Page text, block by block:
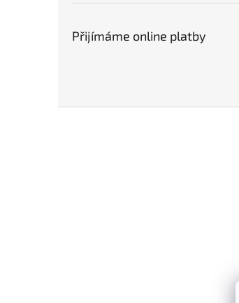
Přijímáme online platby